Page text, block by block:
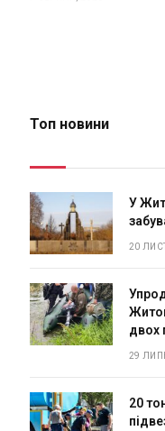
Топ новини
У
20
двох
29
20